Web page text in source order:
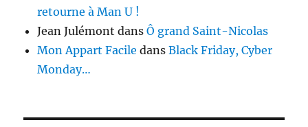
retourne à Man U !
Jean Julémont dansÔ grand Saint-Nicolas
Mon Appart Facile dansBlack Friday, Cyber
Monday…